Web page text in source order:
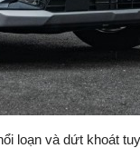
loạn và dứt khoát